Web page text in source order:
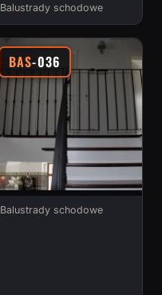
Balustrady schodowe
BAS-036
Balustrady schodowe